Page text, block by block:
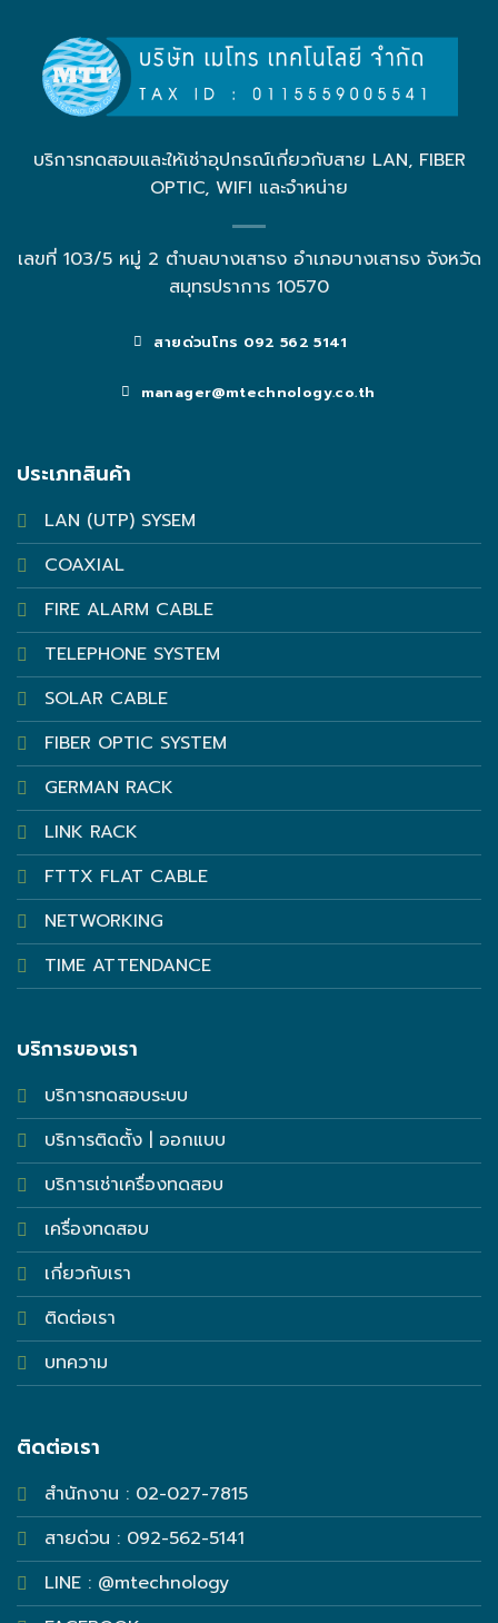
บริการทดสอบและให้เช่าอุปกรณ์เกี่ยวกับสาย LAN, FIBER
OPTIC, WIFI และจำหน่าย
เลขที่ 103/5 หมู่ 2 ตำบลบางเสาธง อำเภอบางเสาธง จังหวัด
สมุทรปราการ 10570
สายด่วนโทร 092 562 5141
manager@mtechnology.co.th
ประเภทสินค้า
LAN (UTP) SYSEM
COAXIAL
FIRE ALARM CABLE
TELEPHONE SYSTEM
SOLAR CABLE
FIBER OPTIC SYSTEM
GERMAN RACK
LINK RACK
FTTX FLAT CABLE
NETWORKING
TIME ATTENDANCE
บริการของเรา
บริการทดสอบระบบ
บริการติดตั้ง | ออกแบบ
บริการเช่าเครื่องทดสอบ
เครื่องทดสอบ
เกี่ยวกับเรา
ติดต่อเรา
บทความ
ติดต่อเรา
สำนักงาน : 02-027-7815
สายด่วน : 092-562-5141
LINE : @mtechnology